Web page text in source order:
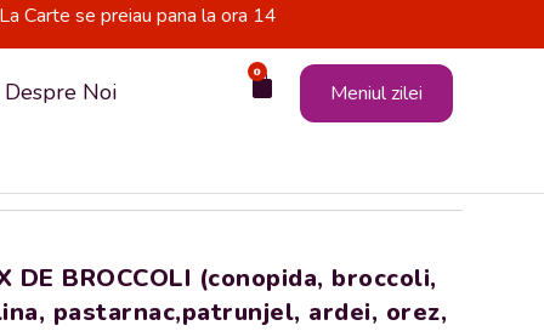
Carte se preiau pana la ora 14
Despre Noi
0
Cart Meniul zilei
DE BROCCOLI (conopida, broccoli,
pastarnac,patrunjel, ardei, orez,